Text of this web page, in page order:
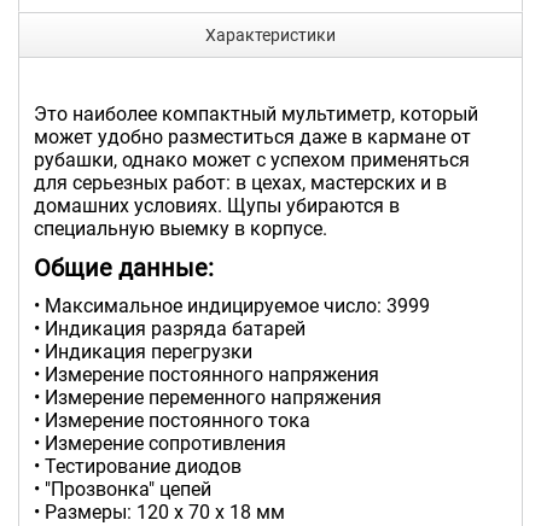
Характеристики
Это наиболее компактный мультиметр, который
может удобно разместиться даже в кармане от
рубашки, однако может с успехом применяться
для серьезных работ: в цехах, мастерских и в
домашних условиях. Щупы убираются в
специальную выемку в корпусе.
Общие данные:
• Максимальное индицируемое число: 3999
• Индикация разряда батарей
• Индикация перегрузки
• Измерение постоянного напряжения
• Измерение переменного напряжения
• Измерение постоянного тока
• Измерение сопротивления
• Тестирование диодов
• "Прозвонка" цепей
• Размеры: 120 х 70 х 18 мм